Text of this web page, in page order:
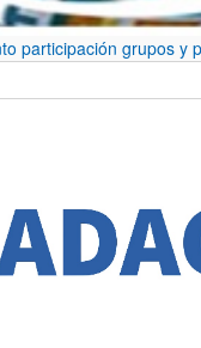
participación grupos y